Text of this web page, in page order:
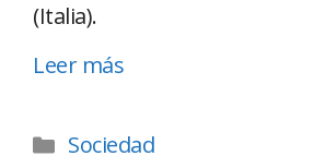
(Italia).
Leer más
Sociedad